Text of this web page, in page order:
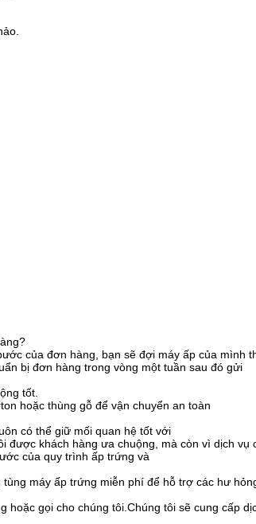
của đơn hàng, bạn sẽ đợi máy ấp của mình
bị đơn hàng trong vòng một tuần sau đó gửi
tốt.
hoặc thùng gỗ để vận chuyển an toàn
có thể giữ mối quan hệ tốt với
khách hàng ưa chuộng, mà còn vì dịch vụ
của quy trình ấp trứng và
máy ấp trứng miễn phí để hỗ trợ các hư
gọi cho chúng tôi.Chúng tôi sẽ cung cấp